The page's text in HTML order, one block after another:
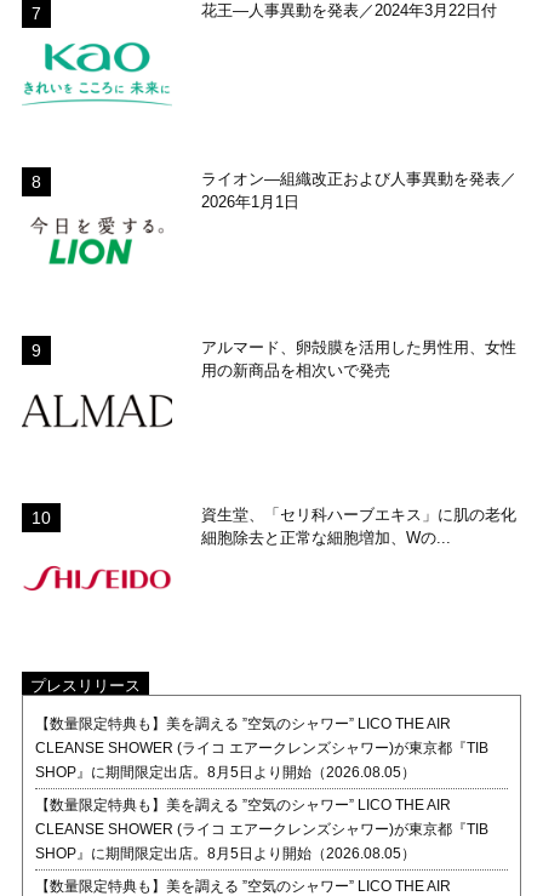
花王―人事異動を発表／2024年3月22日付
ライオン―組織改正および人事異動を発表／
2026年1月1日
アルマード、卵殻膜を活用した男性用、女性
用の新商品を相次いで発売
資生堂、「セリ科ハーブエキス」に肌の老化
細胞除去と正常な細胞増加、Wの...
プレスリリース
【数量限定特典も】美を調える ”空気のシャワー” LICO THE AIR
CLEANSE SHOWER (ライコ エアークレンズシャワー)が東京都『TIB
SHOP』に期間限定出店。8月5日より開始（2026.08.05）
【数量限定特典も】美を調える ”空気のシャワー” LICO THE AIR
CLEANSE SHOWER (ライコ エアークレンズシャワー)が東京都『TIB
SHOP』に期間限定出店。8月5日より開始（2026.08.05）
【数量限定特典も】美を調える ”空気のシャワー” LICO THE AIR